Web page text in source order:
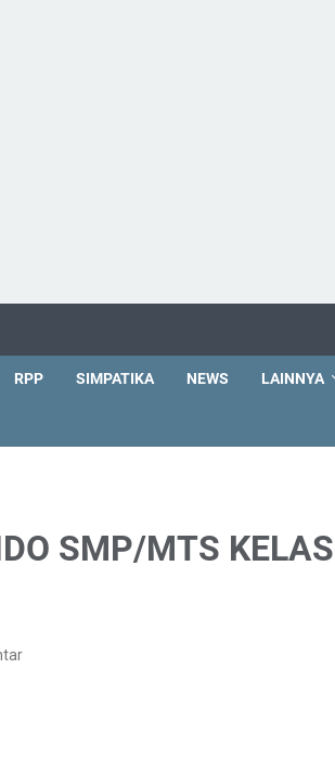
RPP SIMPATIKA NEWS LAINNYA
SMP/MTS KELAS